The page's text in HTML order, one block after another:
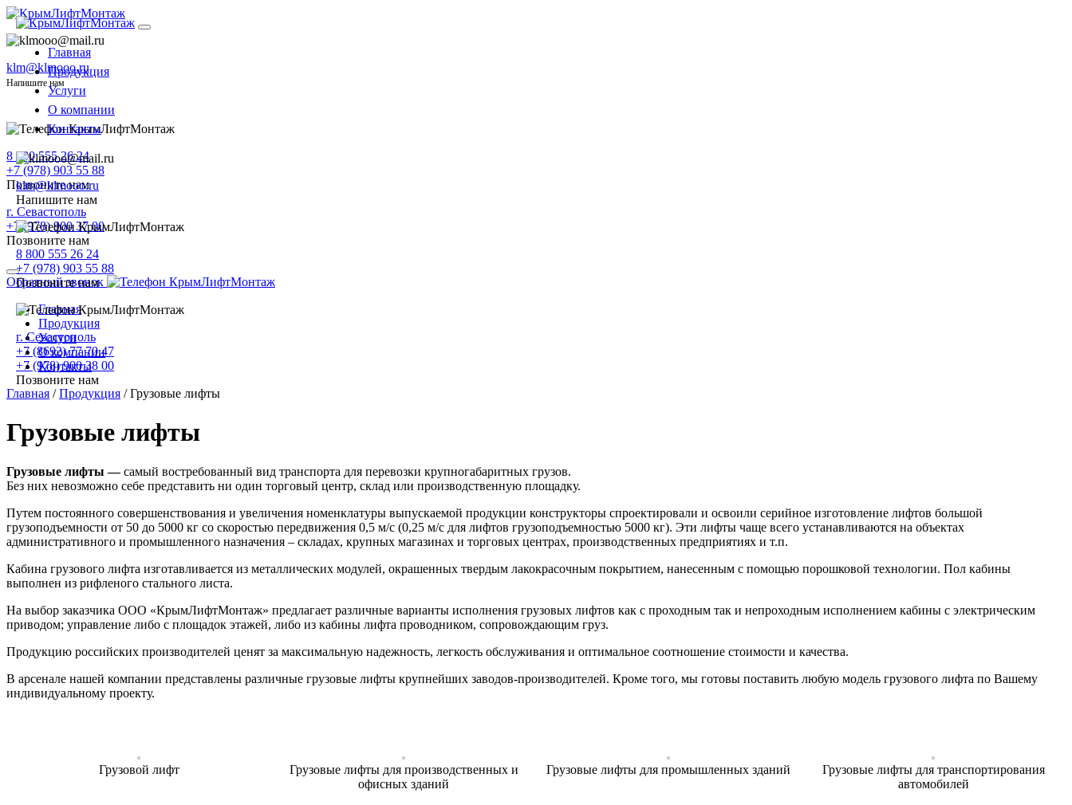
klm@klmooo.ru
Напишите нам
8 800 555 26 24
+7 (978) 903 55 88
Позвоните нам
г. Севастополь
+7 (978) 900 37 00
Позвоните нам
Обратный звонок
Главная
Продукция
Услуги
О компании
Контакты
Главная
Продукция
Услуги
О компании
Контакты
klm@klmooo.ru
Напишите нам
8 800 555 26 24
+7 (978) 903 55 88
Позвоните нам
г. Севастополь
+7 (8692) 77 70 47
+7 (978) 900 38 00
Позвоните нам
Главная / Продукция / Грузовые лифты
Грузовые лифты
Грузовые лифты —самый востребованный вид транспорта для перевозки крупногабаритных грузов.
Без них невозможно себе представить ни один торговый центр, склад или производственную площадку.
Путем постоянного совершенствования и увеличения номенклатуры выпускаемой продукции конструкторы спроектировали и освоили серийное изготовление лифтов большой
грузоподъемности от 50 до 5000 кг со скоростью передвижения 0,5 м/с (0,25 м/с для лифтов грузоподъемностью 5000 кг). Эти лифты чаще всего устанавливаются на объектах
административного и промышленного назначения – складах, крупных магазинах и торговых центрах, производственных предприятиях и т.п.
Кабина грузового лифта изготавливается из металлических модулей, окрашенных твердым лакокрасочным покрытием, нанесенным с помощью порошковой технологии. Пол кабины
выполнен из рифленого стального листа.
На выбор заказчика ООО «КрымЛифтМонтаж» предлагает различные варианты исполнения грузовых лифтов как с проходным так и непроходным исполнением кабины с электрическим
приводом; управление либо с площадок этажей, либо из кабины лифта проводником, сопровождающим груз.
Продукцию российских производителей ценят за максимальную надежность, легкость обслуживания и оптимальное соотношение стоимости и качества.
В арсенале нашей компании представлены различные грузовые лифты крупнейших заводов-производителей. Кроме того, мы готовы поставить любую модель грузового лифта по Вашему
индивидуальному проекту.
Грузовой лифт
Грузовые лифты для производственных и
офисных зданий
Грузовые лифты для промышленных зданий
Грузовые лифты для транспортирования
автомобилей